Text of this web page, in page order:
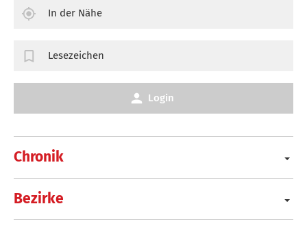
Chronik
Bezirke
In der Nähe
Lesezeichen
Login